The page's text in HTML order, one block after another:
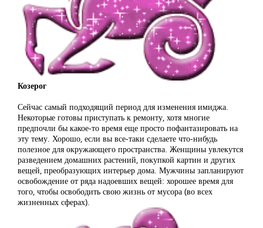
Козерог
Сейчас самый подходящий период для изменения имиджа.
Некоторые готовы приступать к ремонту, хотя многие
предпочли бы какое-то время еще просто пофантазировать на
эту тему. Хорошо, если вы все-таки сделаете что-нибудь
полезное для окружающего пространства. Женщины увлекутся
разведением домашних растений, покупкой картин и других
вещей, преобразующих интерьер дома. Мужчины запланируют
освобождение от ряда надоевших вещей: хорошее время для
того, чтобы освободить свою жизнь от мусора (во всех
жизненных сферах).